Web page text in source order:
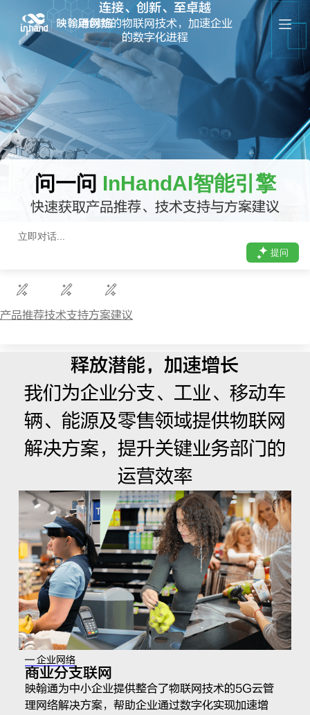
跳
过
内
容
连接、创新、至卓越
用创新的物联网技术，加速企业
的数字化进程
问一问 InHandAI智能引擎
快速获取产品推荐、技术支持与方案建议
提问
产品推荐技术支持方案建议
释放潜能，加速增长
我们为企业分支、工业、移动车
辆、能源及零售领域提供物联网
解决方案，提升关键业务部门的
运营效率
— 企业网络
商业分支联网
映翰通为中小企业提供整合了物联网技术的5G云管
理网络解决方案，帮助企业通过数字化实现加速增